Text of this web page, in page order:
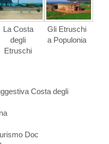
La Costa
degli
Etruschi
Gli Etruschi
a Populonia
Costa degli
Doc